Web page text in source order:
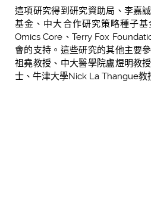
這項研究得到研究資助局、李嘉
基金、中大合作研究策略種子
Omics Core、Terry Fox
會的支持。這些研究的其他主要
祖堯教授、中大醫學院盧煜明教
士、牛津大學Nick La Thangue教